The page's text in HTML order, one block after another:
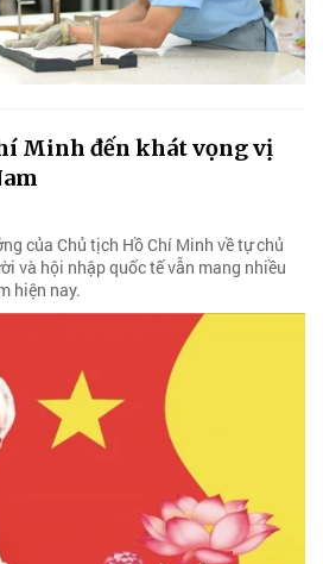
Minh đến khát vọng vị
của Chủ tịch Hồ Chí Minh về tự chủ
và hội nhập quốc tế vẫn mang nhiều
hiện nay.